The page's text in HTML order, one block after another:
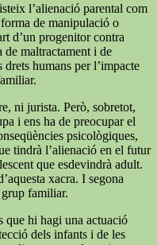
l’alienació parental com
de manipulació o
d’un progenitor contra
de maltractament i de
humans per l’impacte
ni jurista. Però, sobretot,
i ens ha de preocupar el
psicològiques,
tindrà l’alienació en el futur
que esdevindrà adult.
xacra. I segona
familiar.
que hi hagi una actuació
dels infants i de les